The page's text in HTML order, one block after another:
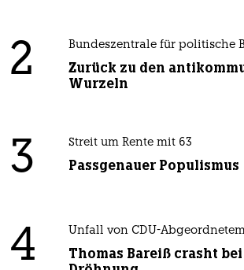
2 Bundeszentrale für politische
Zurück zu den
Wurzeln
3 Streit um Rente mit 63
Passgenauer Populismus
4 Unfall von CDU-
Thomas Bareiß crasht